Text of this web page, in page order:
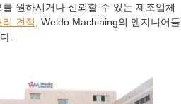
원하시거나 신뢰할 수 있는 제조업체
리 견적
, Weldo Machining의 엔지니어들
.